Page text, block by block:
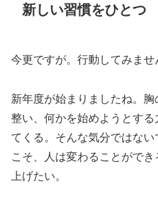
新しい習慣をひとつ
今更ですが。行動してみませ
新年度が始まりましたね。
整い、何かを始めようとす
てくる。そんな気分ではな
こそ、人は変わることがで
上げたい。